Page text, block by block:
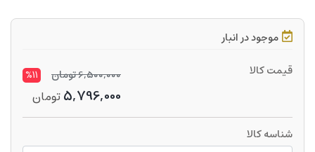
موجود در انبار
قیمت کالا
6,500,000تومان %11
5,796,000تومان
شناسه کالا